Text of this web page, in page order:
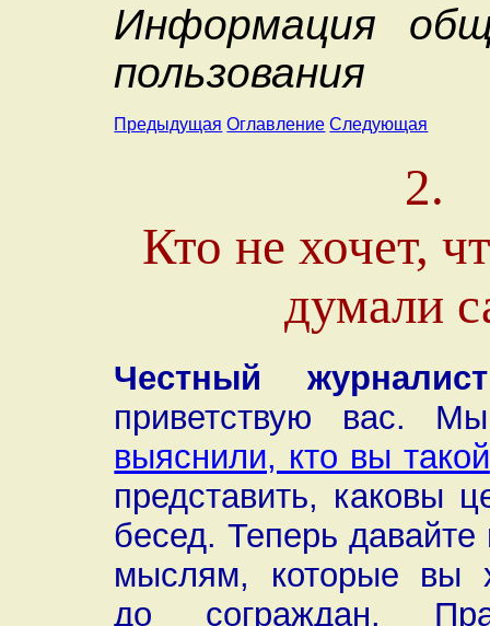
Информация
пользования
Предыдущая Оглавление Следующая
2.
Кто не хочет,
думали
Честный
приветствую вас.
выяснили, кто вы такой
представить, каковы
бесед. Теперь
мыслям, которые вы
до сограждан.